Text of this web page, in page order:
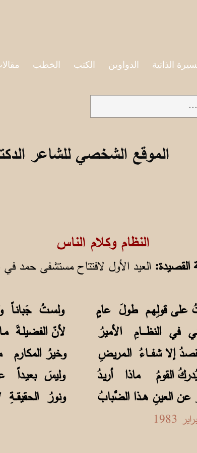
الذاتية الدواوين الكتب الخطب
الموقع الشخصي للشاعر
وكلام الناس
القصيدة: العيد الأول لافتتاح مستشفى حمد
على قولِهـم طولَ عامٍولسـتُ جَبانـاً
في النظــــامِ الأميرُلأنّ الفضيلـةَ
إلا شفـــاءُ الـمريضِوخيرُ المكارم
القومُ ماذا أريـدُوليسَ بعيـداً
عن العينِ هــذا الضَّبابُونورُ